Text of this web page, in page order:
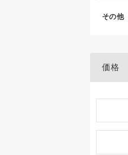
その他
価格